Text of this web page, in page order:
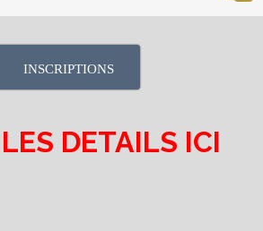
INSCRIPTIONS
DETAILS ICI